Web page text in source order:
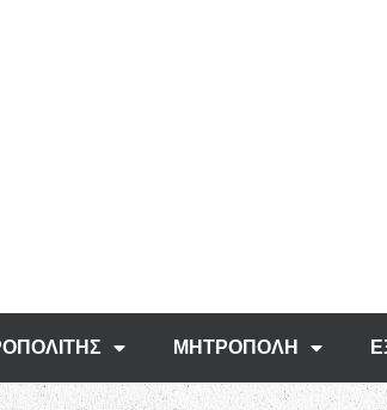
ΜΗΤΡΟΠΟΛΗ